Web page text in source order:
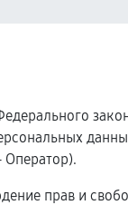
прав и